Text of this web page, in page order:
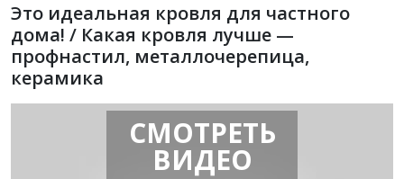
Это идеальная кровля для частного
дома! / Какая кровля лучше —
профнастил, металлочерепица,
керамика
СМОТРЕТЬ
ВИДЕО